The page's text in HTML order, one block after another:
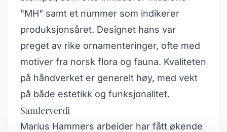
"MH" samt et nummer som indikerer
produksjonsåret. Designet hans var
preget av rike ornamenteringer, ofte med
motiver fra norsk flora og fauna. Kvaliteten
på håndverket er generelt høy, med vekt
på både estetikk og funksjonalitet.
Samlerverdi
Marius Hammers arbeider har fått økende